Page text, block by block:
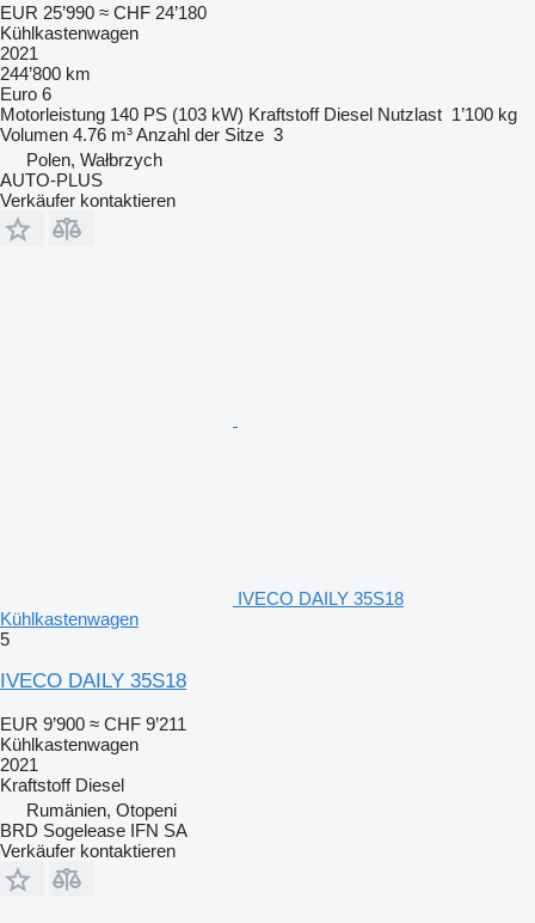
EUR 25’990 ≈ CHF 24’180
Kühlkastenwagen
2021
244’800 km
Euro 6
Motorleistung 140 PS (103 kW) Kraftstoff Diesel Nutzlast 1’100 kg
Volumen 4.76 m³Anzahl der Sitze 3
Polen, Wałbrzych
AUTO-PLUS
Verkäufer kontaktieren
IVECO DAILY 35S18
Kühlkastenwagen
5
IVECO DAILY 35S18
EUR 9’900 ≈ CHF 9’211
Kühlkastenwagen
2021
Kraftstoff Diesel
Rumänien, Otopeni
BRD Sogelease IFN SA
Verkäufer kontaktieren